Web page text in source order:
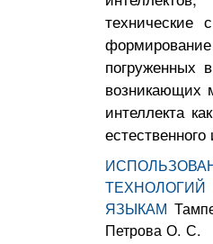
технические
погруженных
возникающих
интеллекта
ЯЗЫКАМ
Петрова О. С.